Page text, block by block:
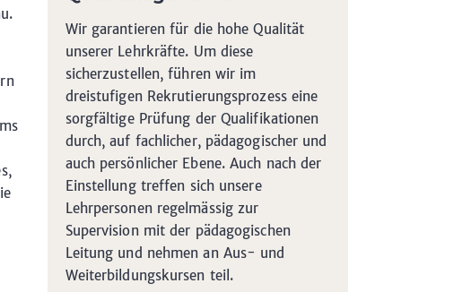
Wir garantieren für die hohe Qualität
unserer Lehrkräfte. Um diese
sicherzustellen, führen wir im
dreistufigen Rekrutierungsprozess eine
sorgfältige Prüfung der Qualifikationen
durch, auf fachlicher, pädagogischer und
auch persönlicher Ebene. Auch nach der
Einstellung treffen sich unsere
Lehrpersonen regelmässig zur
Supervision mit der pädagogischen
Leitung und nehmen an Aus- und
Weiterbildungskursen teil.